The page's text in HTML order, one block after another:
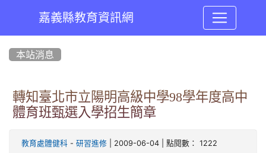
嘉義縣教育資訊網
本站消息
轉知臺北市立陽明高級中學98學年度高中
體育班甄選入學招生簡章
教育處體健科 - 研習進修 | 2009-06-04 | 點閱數： 1222